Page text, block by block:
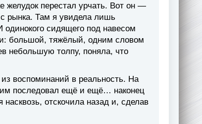
желудок перестал урчать. Вот он —
рынка. Там я увидела лишь
сидящего под навесом
большой, тяжёлый, одним словом
небольшую толпу, поняла, что
воспоминаний в реальность. На
последовал ещё и ещё… наконец
отскочила назад и, сделав